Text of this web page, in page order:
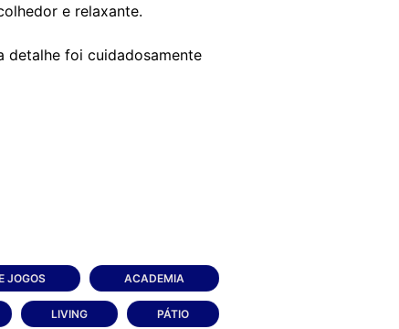
e relaxante.
detalhe foi cuidadosamente
JOGOS ACADEMIA
LIVING PÁTIO